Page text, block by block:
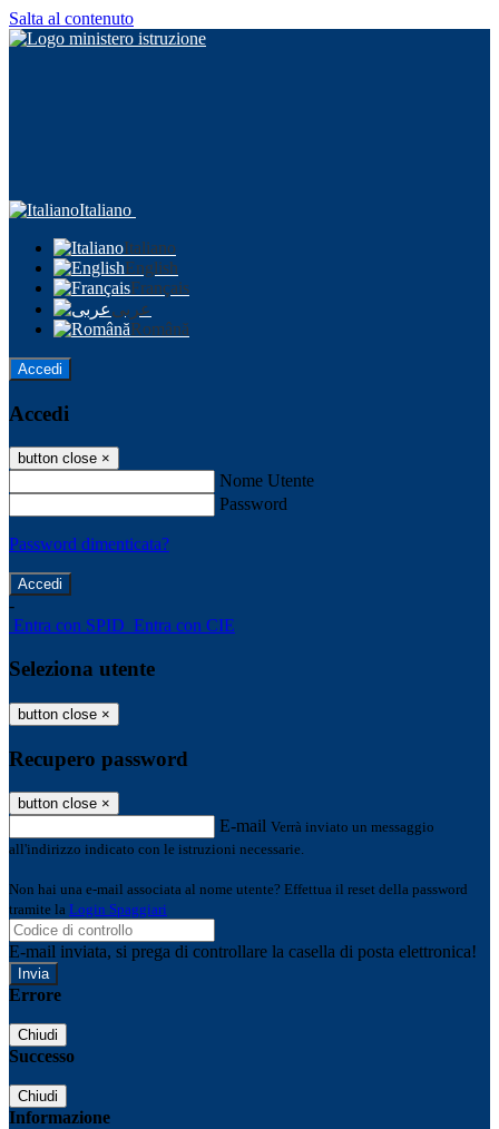
Salta al contenuto
Italiano
Italiano
English
Français
عربى
Română
Accedi
Accedi
button close ×
Nome Utente
Password
Password dimenticata?
-
Entra con SPID Entra con CIE
Seleziona utente
button close ×
Recupero password
button close ×
E-mail Verrà inviato un messaggio
all'indirizzo indicato con le istruzioni necessarie.
Non hai una e-mail associata al nome utente? Effettua il reset della password
tramite la Login Spaggiari
E-mail inviata, si prega di controllare la casella di posta elettronica!
Errore
Chiudi
Successo
Chiudi
Informazione